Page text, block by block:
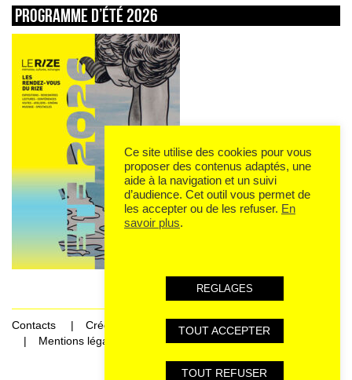
Programme d’été 2026
Contacts
Crédits
Mentions légales et données personnelles
Ce site utilise des cookies pour vous
proposer des contenus adaptés, une
aide à la navigation et un suivi
d’audience. Cet outil vous permet de
les accepter ou de les refuser. En
savoir plus.
REGLAGES
TOUT ACCEPTER
TOUT REFUSER